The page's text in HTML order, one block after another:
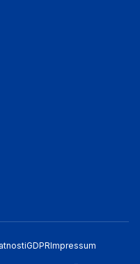
GDPRImpressum